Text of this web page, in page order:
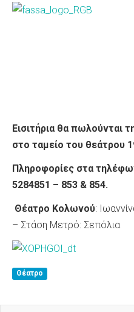
Εισιτήρια θα πωλούνται
στο ταμείο του θεάτρου
Πληροφορίες στα
5284851 – 853 & 854.
Θέατρο Κολωνού:
– Στάση Μετρό: Σεπόλια
Θέατρο